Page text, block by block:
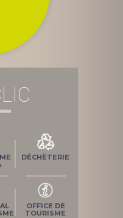
DÉCHÈTERIE
OFFICE DE
TOURISME